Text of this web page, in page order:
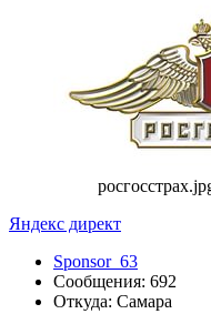
Яндекс директ
Sponsor_63
Сообщения: 692
Откуда: Самара